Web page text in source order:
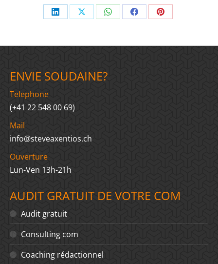
Share
LinkedIn
Share
X
Share
WhatsApp
Share
Facebook
Share
Pinterest
ENVIE SOUDAINE?
Telephone
(+41 22 548 00 69)
Mail
info@steveaxentios.ch
Ouverture
Lun-Ven 13h-21h
AUDIT GRATUIT DE VOTRE COM
Audit gratuit
Consulting com
Coaching rédactionnel